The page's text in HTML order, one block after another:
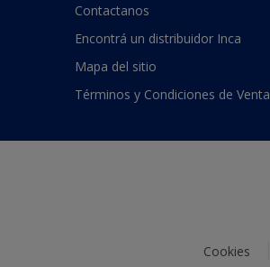
Contactanos
Encontrá un distribuidor Inca
Mapa del sitio
Términos y Condiciones de Venta
Cookies